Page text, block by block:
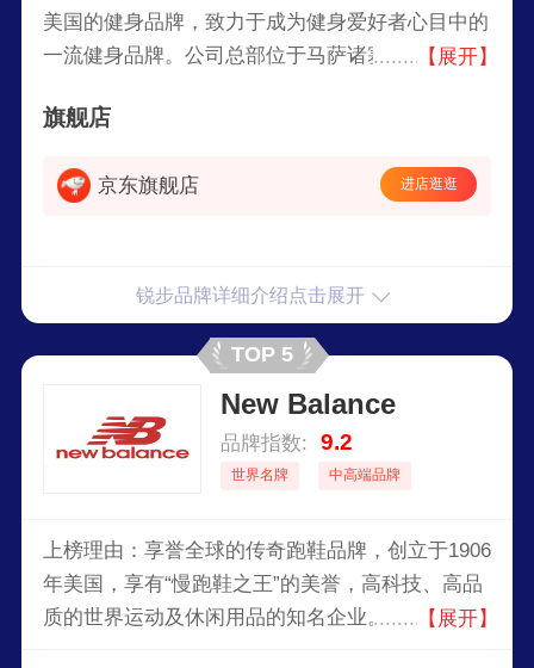
美国的健身品牌，致力于成为健身爱好者心目中的
一流健身品牌。公司总部位于马萨诸塞州坎顿市，
JOFA、KOHO和GregNorman等品牌设计、销售和
并以PoloRalphLauren品牌设计、销售和分销鞋类
【展开】
旗舰店
京东旗舰店 进店逛逛
锐步品牌详细介绍点击展开
TOP 5
New Balance
品牌指数: 9.2
世界名牌 中高端品牌
上榜理由：享誉全球的传奇跑鞋品牌，创立于1906
年美国，享有“慢跑鞋之王”的美誉，高科技、高品
质的世界运动及休闲用品的知名企业。经历了110
【展开】